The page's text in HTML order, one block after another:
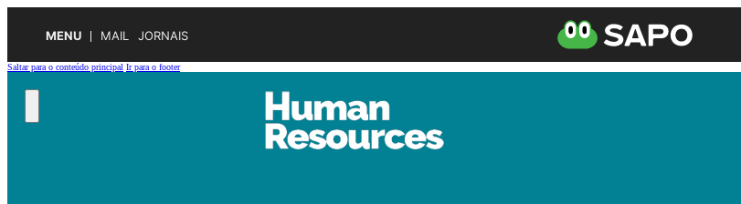
MENU MAIL JORNAIS
Saltar para o conteúdo principal Ir para o footer